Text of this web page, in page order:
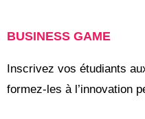
BUSINESS GAME
Inscrivez vos étudiants
formez-les à l’innovation